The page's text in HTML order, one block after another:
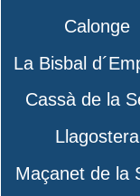
Calonge
La Bisbal
Cassà de la
Llagostera
Maçanet de la